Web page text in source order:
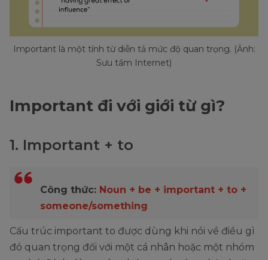
Important là một tính từ diễn tả mức độ quan trọng. (Ảnh:
Sưu tầm Internet)
Important đi với giới từ gì?
1. Important + to
Công thức: Noun + be + important + to +
someone/something
Cấu trúc important to được dùng khi nói về điều gì
đó quan trọng đối với một cá nhân hoặc một nhóm